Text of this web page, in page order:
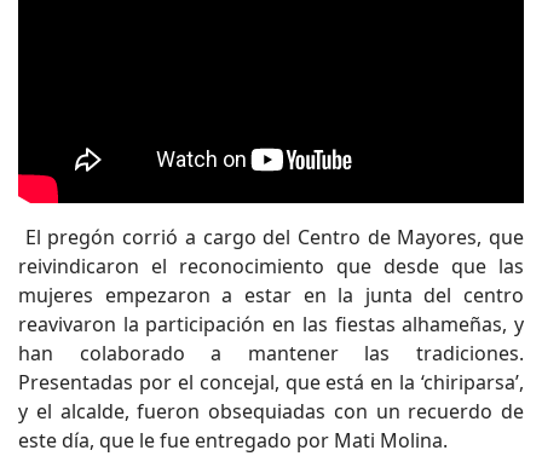
El pregón corrió a cargo del Centro de Mayores, que
reivindicaron el reconocimiento que desde que las
mujeres empezaron a estar en la junta del centro
reavivaron la participación en las fiestas alhameñas, y
han colaborado a mantener las tradiciones.
Presentadas por el concejal, que está en la ‘chiriparsa’,
y el alcalde, fueron obsequiadas con un recuerdo de
este día, que le fue entregado por Mati Molina.